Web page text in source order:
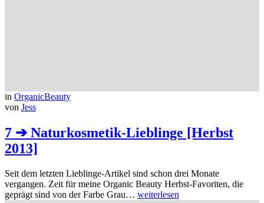
in OrganicBeauty
von Jess
7 ➔ Naturkosmetik-Lieblinge [Herbst
2013]
Seit dem letzten Lieblinge-Artikel sind schon drei Monate
vergangen. Zeit für meine Organic Beauty Herbst-Favoriten, die
geprägt sind von der Farbe Grau… weiterlesen